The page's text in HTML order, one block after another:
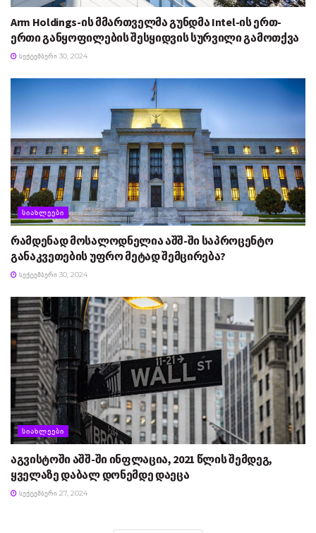
Arm Holdings-ის მმართველმა გუნდმა Intel-ის ერთ-
ერთი განყოფილების შესყიდვის სურვილი გამოთქვა
ᲡᲔᲥᲢᲔᲛᲑᲔᲠᲘ 30, 2024
ᲡᲘᲐᲮᲚᲔᲔᲑᲘ
რამდენად მოსალოდნელია აშშ-ში საპროცენტო
განაკვეთების უფრო მეტად შემცირება?
ᲡᲔᲥᲢᲔᲛᲑᲔᲠᲘ 30, 2024
ᲡᲘᲐᲮᲚᲔᲔᲑᲘ
აგვისტოში აშშ-ში ინფლაცია, 2021 წლის შემდეგ,
ყველაზე დაბალ დონემდე დაეცა
ᲡᲔᲥᲢᲔᲛᲑᲔᲠᲘ 27, 2024